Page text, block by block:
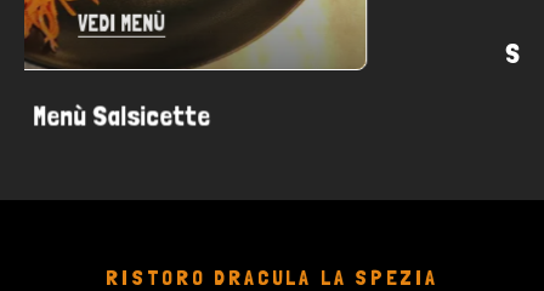
VEDI MENÙ
Sarmale / Involtini Di Verza
RISTORO DRACULA LA SPEZIA